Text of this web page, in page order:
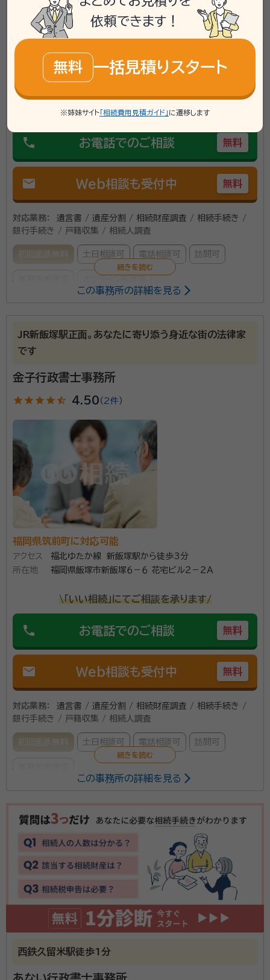
所属団体：福岡県行政書士会
福岡県筑前町に対応可能
西鉄甘木鉄道 西大刀洗駅徒歩11分
福岡県三井郡大刀洗町大字山隈1761-14-2
\「いい相続」にてご相談を承ります/
phone お電話でのご相談 無料
mail Web相談も受付中 無料
対応業務：
遺言書 / 遺産分割 / 相続財産調査 / 相続手続き /
銀行手続き / 戸籍収集 / 相続人調査
初回面談無料 土日相談可 電話相談可 訪問可
全般的業務に対応しております。不動産会社を併設して
おり、不動産の相続に強い行政書士事務所です。
資格等：行政書士 宅地建物取引士
福岡県行政書士会 福岡県宅建協会
この事務所の詳細を見る
JR新飯塚駅正面。あなたに寄り添う身近な街の法律家
です
金子行政書士事務所
star star star star star_half 4.50 （ 2件 ）
福岡県筑前町に対応可能
アクセス
福北ゆたか線 新飯塚駅から徒歩3分
所在地
福岡県飯塚市新飯塚６－６ 花宅ビル２－２Ａ
\「いい相続」にてご相談を承ります/
phone お電話でのご相談 無料
mail Web相談も受付中 無料
対応業務：
遺言書 / 遺産分割 / 相続財産調査 / 相続手続き /
銀行手続き / 戸籍収集 / 相続人調査
初回面談無料 土日相談可 電話相談可 訪問可
金子 伸明（カネコ ノブアキ） 行政書士
事務所口コミ（抜粋）：
account_circle 満足度 5.0 ご利用時期：2022/10
相続業務を中心に、遺言など、相談を含め対応いたしま
す。ご依頼いただいた業務は、誠実さをもってスタッフ
きるよう諸仕業と連携を深め対応させていただいてい
ます。
この事務所の詳細を見る
西鉄久留米駅徒歩1分
依頼できます！
無料 一括見積りスタート
※姉妹サイト 「相続費用見積ガイド」 に遷移します